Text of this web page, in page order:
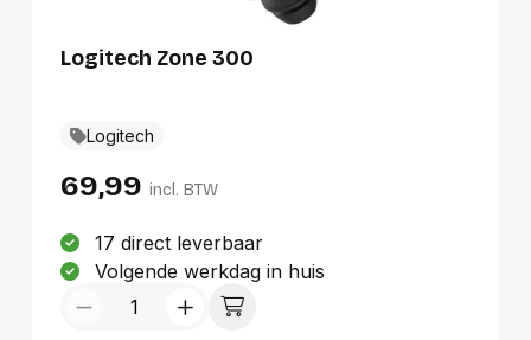
Logitech Zone 300
Logitech
69,99 incl. BTW
17 direct leverbaar
Volgende werkdag in huis